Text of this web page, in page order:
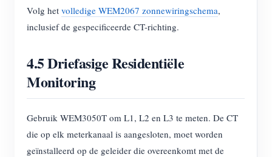
Volg het volledige WEM2067 zonnewiringschema,
inclusief de gespecificeerde CT-richting.
4.5 Driefasige Residentiële
Monitoring
Gebruik WEM3050T om L1, L2 en L3 te meten. De CT
die op elk meterkanaal is aangesloten, moet worden
geïnstalleerd op de geleider die overeenkomt met de